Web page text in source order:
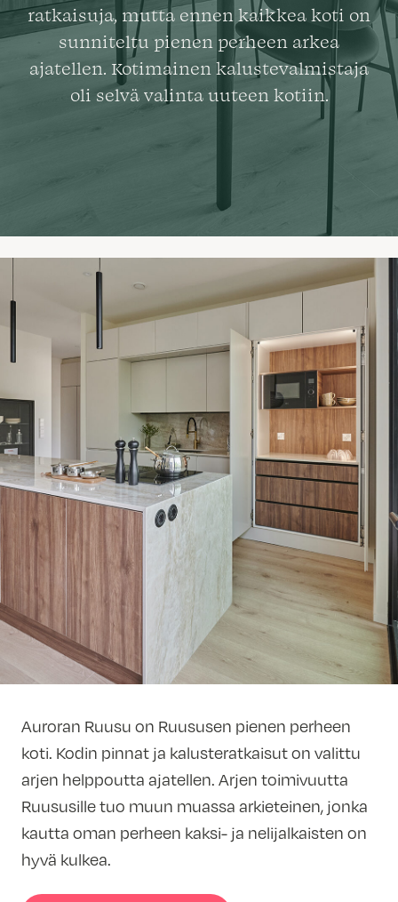
ratkaisuja, mutta ennen kaikkea koti on
sunniteltu pienen perheen arkea
ajatellen. Kotimainen kalustevalmistaja
oli selvä valinta uuteen kotiin.
Auroran Ruusu on Ruususen pienen perheen
koti. Kodin pinnat ja kalusteratkaisut on valittu
arjen helppoutta ajatellen. Arjen toimivuutta
Ruususille tuo muun muassa arkieteinen, jonka
kautta oman perheen kaksi- ja nelijalkaisten on
hyvä kulkea.